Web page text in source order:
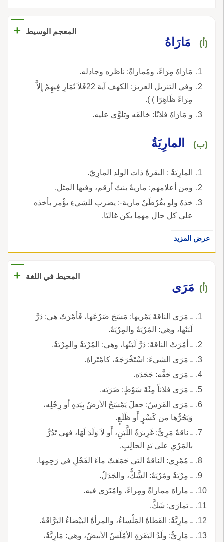
المعجم الوسيط +
(أ) مَارَاهُ
مَارَاهُ مِرَاءً، ومُماراةً: ناظره وجادله.
وفي التنزيل العزيز: الكهف آية 22فَلاَ تُمَارِ فِيهِمْ إِلاَّ
مِرَاءً ظَاهِرًا ) ).
و مَارَاهُ فلانًا: خالفَه وتلوَّى عليه.
(ب) المارِيَةُ
المارِيَةُ : البقرةُ ذات الولد المارِيّ.
ومن أعلامهم: ماريةُ بنتُ أرقم، وفيها المثل.
خذهُ ولو بقُرْطَيْ مارية-: يضرب للشيءِ يؤْمر بأخذه
على كل حال مهما يكن غاليًا.
عرض المزيد
المحيط في اللغة +
(أ) مَرَى
ـ مَرَى الناقةَ يَمْريها: مَسَحَ ضَرْعَها، فَأمْرَتْ هي: دَرَّ
لَبَنُها، وهي: المُرْيَةُ والمِرْيَةُ.
ـ أمْرَتْ الناقةَ: دَرَّ لَبَنُها، وهي: المُرْيَةُ والمِرْيَةُ.
ـ مَرَى الشيءَ: اسْتَخْرَجَهُ، كامْتَراهُ.
ـ مَرَى حَقَّه: جَحَدَه.
ـ مَرَى فلاناً مِئَةَ سَوْطٍ: ضَرَبَه.
ـ مَرَى الفَرَسُ: جعلَ يَمْسَحُ الأرضُ بِيَدهِ أو رِجْلِه،
وَيَجُرُّها من كَسْرٍ أَو ظَلَعٍ.
ـ ناقةٌ مَرِيٌّ: غَزِيرَةُ اللَّبَنِ، أَو لاَ وَلَدَ لَهَا، فهي تَدُرُّ
بالمَرْيِ على يَدِ الحالِبِ.
ـ مُمْرِي: الناقةُ التي جَمَعَتْ ماءَ الفَحْلِ في رَحِمِها.
ـ مِرْيَةُ ومُرْيَةُ: الشَّكُّ، والجَدَلُ.
ـ ماراهَ مماراةً ومِراءً، وامْتَرَى فيه.
ـ تمارَى: شَكَّ.
ـ مارِيَّةُ: القَطاةُ المَلْساءُ، والمرأةُ البَيْضاءُ البَرَّاقَةُ.
ـ مَارِيُّ: ولَدُ البَقَرَةِ الأمْلَسُ الأبيضُ، وهي: مَارِيَّةُ،